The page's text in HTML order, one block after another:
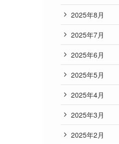
2025年8月
2025年7月
2025年6月
2025年5月
2025年4月
2025年3月
2025年2月